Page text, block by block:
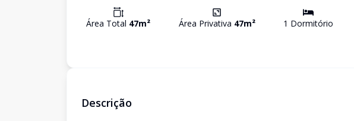
Área Total 47m² Área Privativa 47m² 1 Dormitório
Descrição